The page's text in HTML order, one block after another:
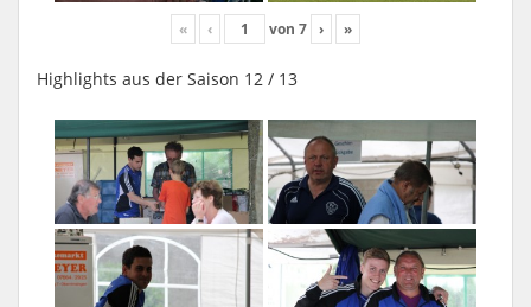
« ‹ von 7 › »
Highlights aus der Saison 12 / 13